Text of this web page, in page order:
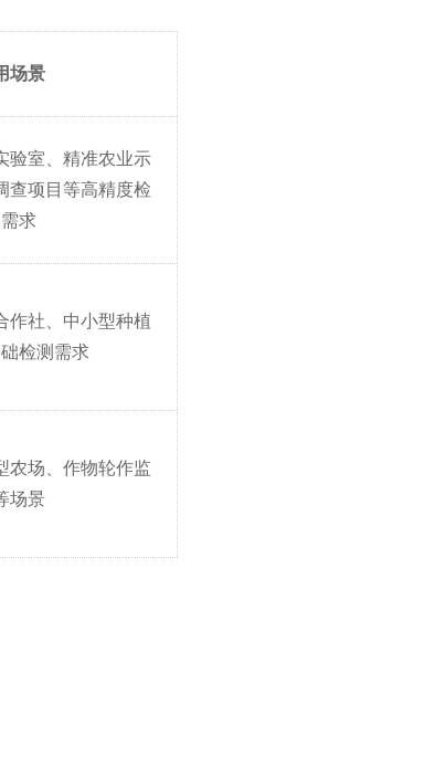
场景
验室、精准农业示
查项目等高精度检
求
作社、中小型种植
检测需求
农场、作物轮作监
场景